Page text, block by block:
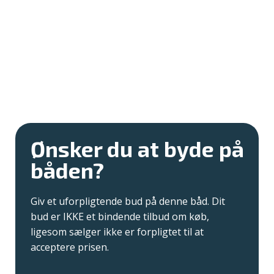
Ønsker du at byde på
båden?
Giv et uforpligtende bud på denne båd. Dit
bud er IKKE et bindende tilbud om køb,
ligesom sælger ikke er forpligtet til at
acceptere prisen.